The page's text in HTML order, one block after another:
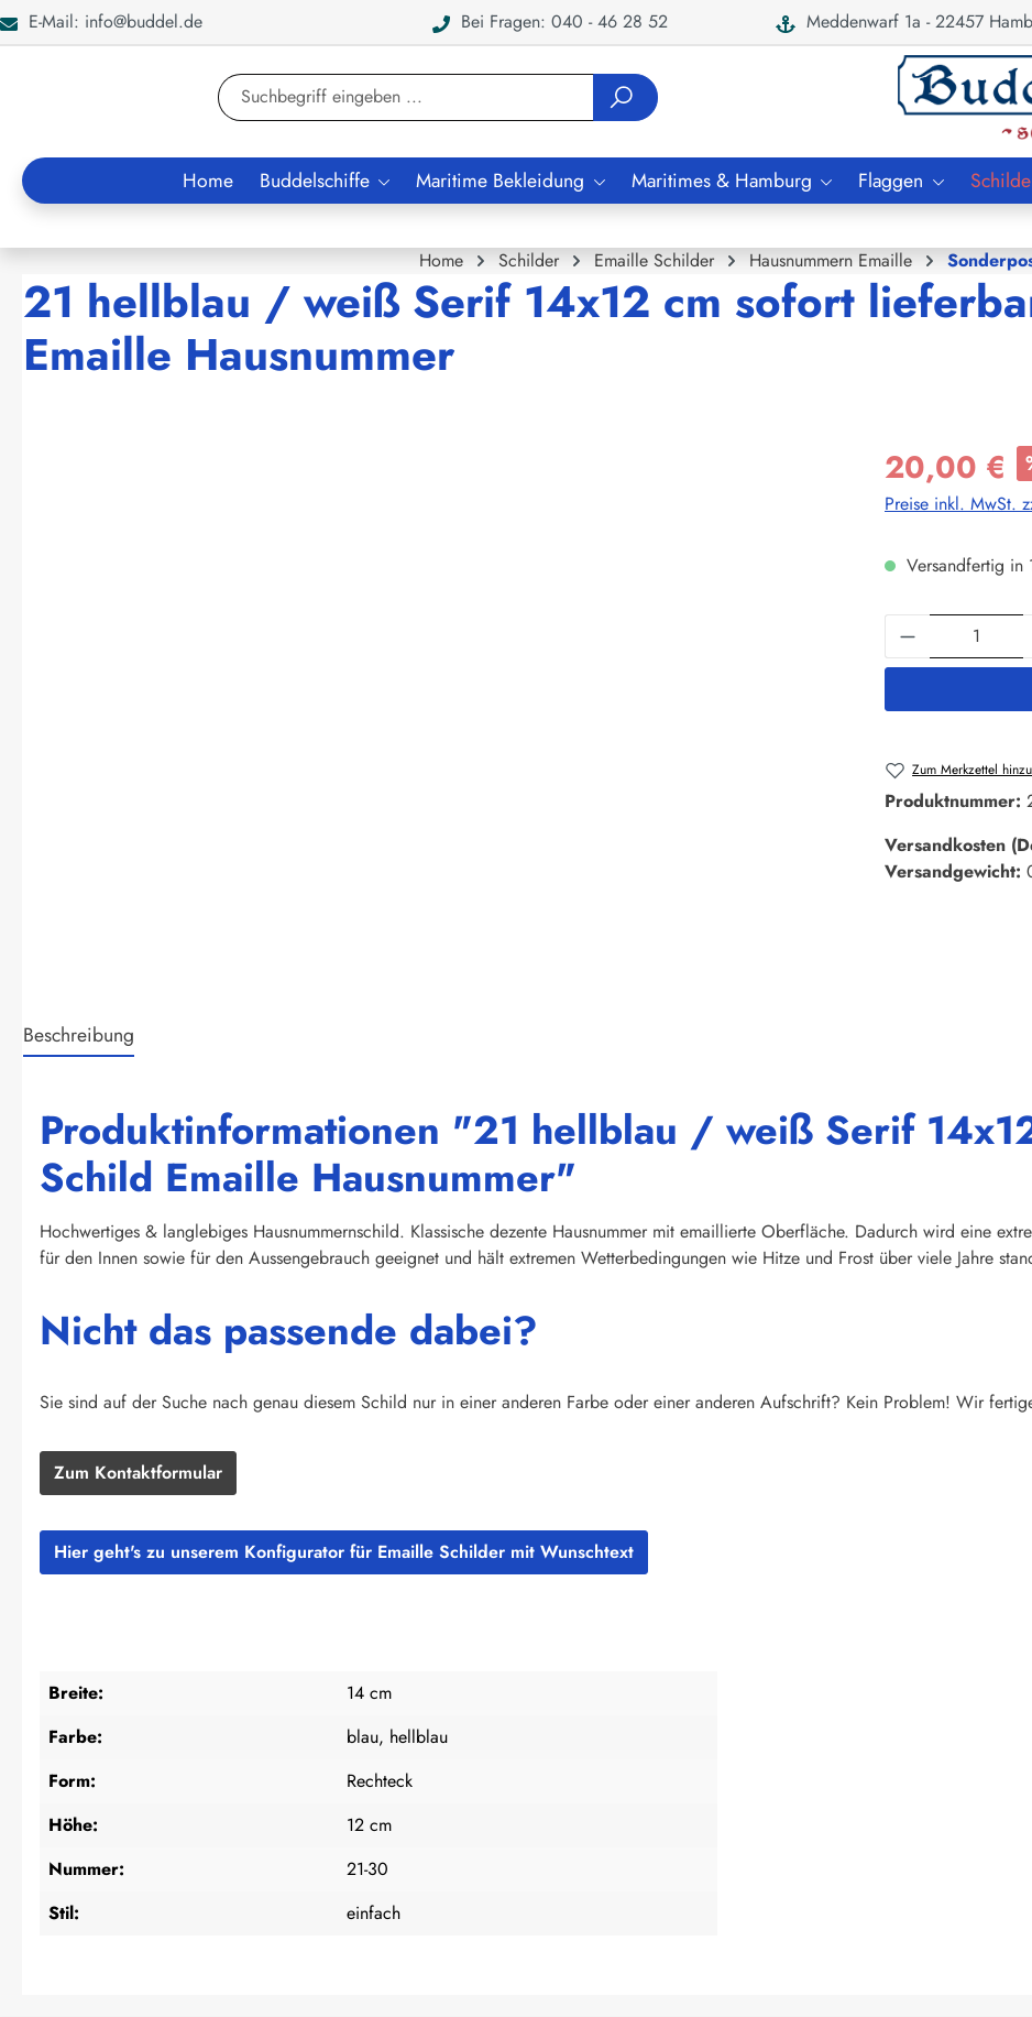
Zur Suche springen
E-Mail: info@buddel.de Bei Fragen: 040 - 46 28 52 Meddenwarf 1a - 22457
Home Buddelschiffe Maritime Bekleidung Maritimes & Hamburg Flaggen
Home Schilder Emaille Schilder Hausnummern Emaille
21 hellblau / weiß Serif 14x12 cm sofort
Emaille Hausnummer
20,00 €
Preise inkl. MwSt.
Versandfertig in
Produkt
Zum Merkzettel
Produktnummer:
Versandkosten
Versandgewicht:
Beschreibung
Produktinformationen "21 hellblau / weiß Serif
Schild Emaille Hausnummer"
Hochwertiges & langlebiges Hausnummernschild. Klassische dezente Hausnummer mit emaillierte Oberfläche. Dadurch wird eine
für den Innen sowie für den Aussengebrauch geeignet und hält extremen Wetterbedingungen wie Hitze und Frost über viele Jahre
Nicht das passende dabei?
Sie sind auf der Suche nach genau diesem Schild nur in einer anderen Farbe oder einer anderen Aufschrift? Kein Problem! Wir
Zum Kontaktformular
Hier geht's zu unserem Konfigurator für Emaille Schilder mit Wunschtext
Breite:
14 cm
Farbe:
blau, hellblau
Form:
Rechteck
Höhe:
12 cm
Nummer:
21-30
Stil:
einfach